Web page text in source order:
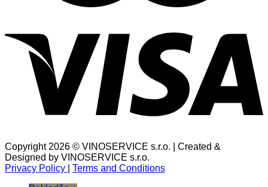
Copyright 2026 © VINOSERVICE s.r.o. | Created &
Designed by VINOSERVICE s.r.o.
Privacy Policy
Terms and Conditions